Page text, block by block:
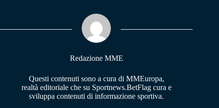
pp m
Redazione MME
Questi contenuti sono a cura di MMEuropa,
realtà editoriale che su Sportnews.BetFlag cura e
sviluppa contenuti di informazione sportiva.